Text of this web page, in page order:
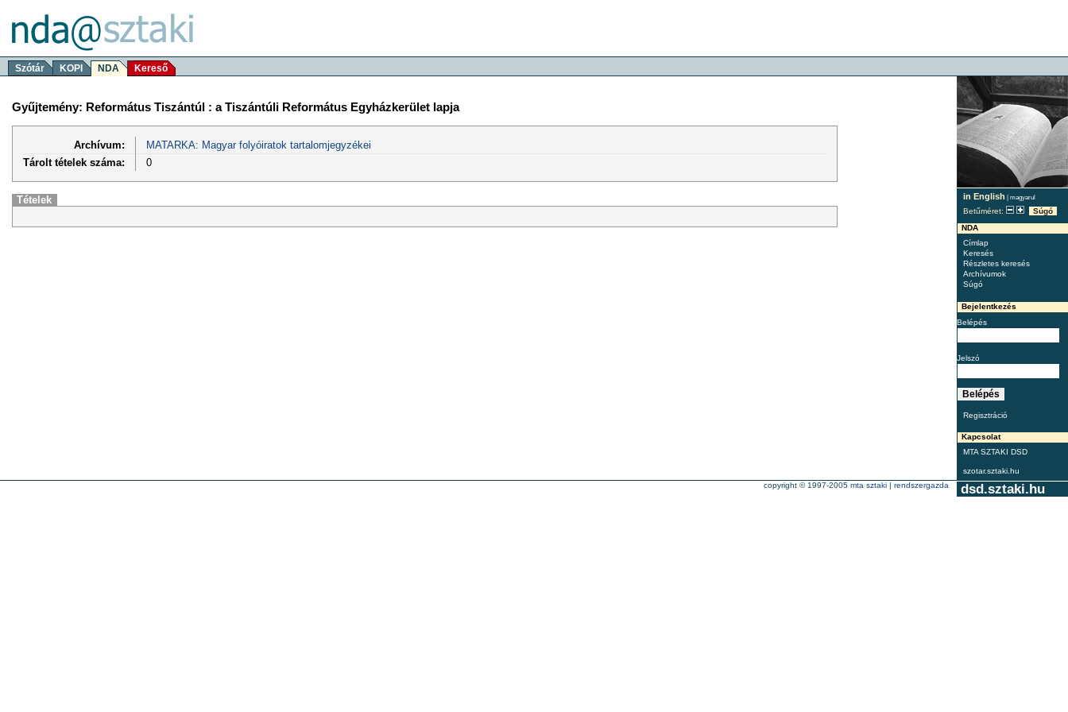
Szótár KOPI NDA Kereső
in English | magyarul
Betűméret:
Súgó
NDA
Címlap
Keresés
Részletes keresés
Archívumok
Súgó
Bejelentkezés
Belépés
Jelszó
Regisztráció
Kapcsolat
MTA SZTAKI DSD
szotar.sztaki.hu
Gyűjtemény: Református Tiszántúl : a Tiszántúli Református Egyházkerület lapja
Archívum:
MATARKA: Magyar folyóiratok tartalomjegyzékei
Tárolt tételek száma:
0
Tételek
dsd.sztaki.hu
copyright © 1997-2005 mta sztaki | rendszergazda